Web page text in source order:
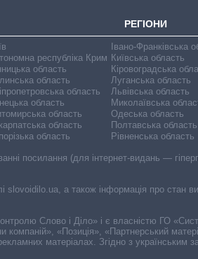
РЕГІОНИ
республіка Крим
область
область
область
область
область
область
область
Івано-Франківська
Київська область
Кіровоградська
Луганська область
Львівська область
Миколаївська
Одеська область
Полтавська область
Рівненська область
посилання (для інтернет-видань —
slovoidilo.ua, а також інформація про стан
Слово і Діло» і є власністю ГО
«Позиція», «Партнерський
матеріалах. Згідно з українським